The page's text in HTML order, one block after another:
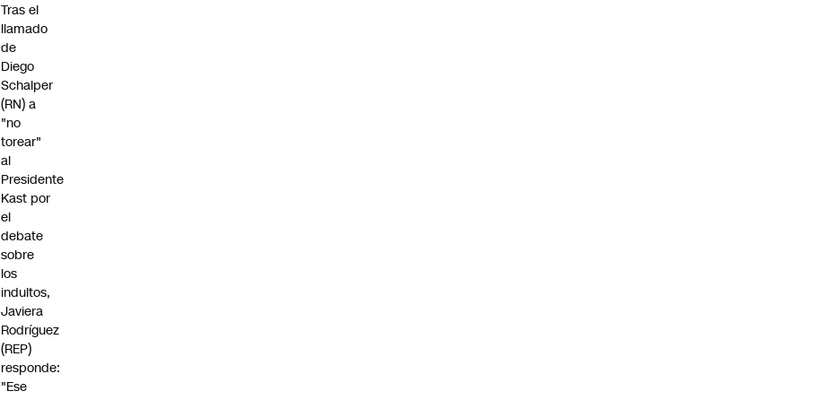
Tras el
llamado
de
Diego
Schalper
(RN) a
"no
torear"
al
Presidente
Kast por
el
debate
sobre
los
indultos,
Javiera
Rodríguez
(REP)
responde:
"Ese